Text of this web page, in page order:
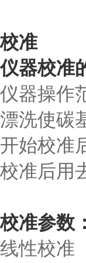
校准
仪器校准
仪器操作
漂洗使碳
开始校准
校准后用
校准参数：
线性校准